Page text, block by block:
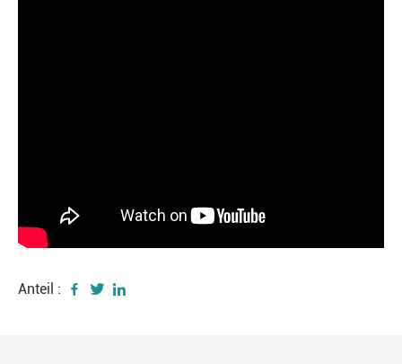
Anteil :